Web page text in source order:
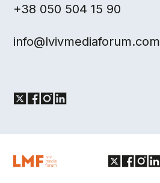
+38 050 504 15 90
info@lvivmediaforum.com